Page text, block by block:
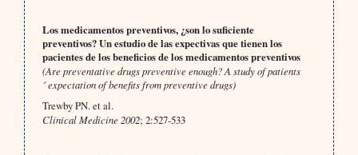
Los medicamentos preventivos, ¿son lo suficiente
preventivos? Un estudio de las expectivas que tienen los
pacientes de los beneficios de los medicamentos preventivos
(Are preventative drugs preventive enough? A study of patients
´ expectation of benefits from preventive drugs)
Trewby PN. et al.
Clinical Medicine 2002; 2:527-533